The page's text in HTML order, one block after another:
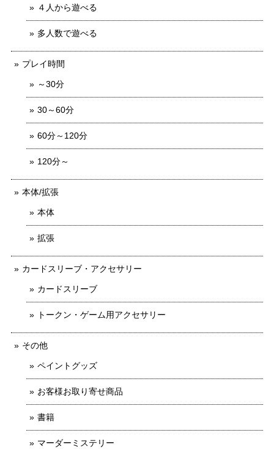
４人から遊べる
多人数で遊べる
プレイ時間
～30分
30～60分
60分～120分
120分～
本体/拡張
本体
拡張
カードスリーブ・アクセサリー
カードスリーブ
トークン・ゲーム用アクセサリー
その他
ペイントグッズ
お客様お取り寄せ商品
書籍
マーダーミステリー